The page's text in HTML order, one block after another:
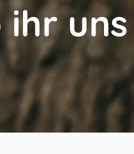
ihr